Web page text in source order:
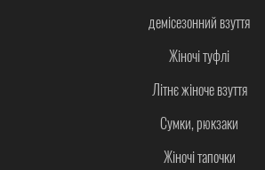
демісезонний взуття
Жіночі туфлі
Літнє жіноче взуття
Сумки, рюкзаки
Жіночі тапочки